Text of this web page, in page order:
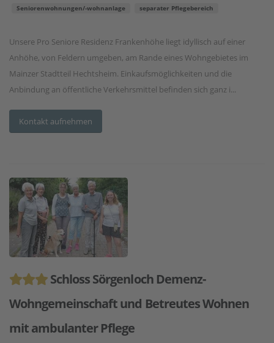
Seniorenwohnungen/-wohnanlage separater Pflegebereich
Unsere Pro Seniore Residenz Frankenhöhe liegt idyllisch auf einer
Anhöhe, von Feldern umgeben, am Rande eines Wohngebietes im
Mainzer Stadtteil Hechtsheim. Einkaufsmöglichkeiten und die
Anbindung an öffentliche Verkehrsmittel befinden sich ganz i...
Kontakt aufnehmen
Schloss Sörgenloch Demenz-
Wohngemeinschaft und Betreutes Wohnen
mit ambulanter Pflege